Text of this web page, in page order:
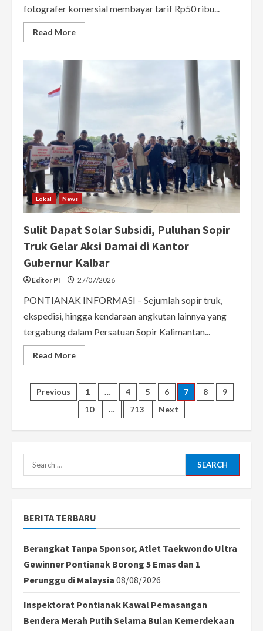
fotografer komersial membayar tarif Rp50 ribu...
Read MoreRead
more
Rp50
Ribu
Lokal News
Sulit Dapat Solar Subsidi, Puluhan Sopir
Truk Gelar Aksi Damai di Kantor
Gubernur Kalbar
Editor PI 27/07/2026
PONTIANAK INFORMASI – Sejumlah sopir truk,
ekspedisi, hingga kendaraan angkutan lainnya yang
tergabung dalam Persatuan Sopir Kalimantan...
Read MoreRead
more
Dapat
Solar
Subsidi,
Puluhan
Sopir
Truk
Damai
Gubernur
Kalbar
Posts
pagination
Previous 1 … 4 5 6 7 8
9
10
… 713 Next
Search
for:
BERITA TERBARU
Berangkat Tanpa Sponsor, Atlet Taekwondo Ultra
Gewinner Pontianak Borong 5 Emas dan 1
Perunggu di Malaysia 08/08/2026
Inspektorat Pontianak Kawal Pemasangan
Bendera Merah Putih Selama Bulan Kemerdekaan